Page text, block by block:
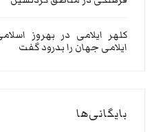
کلهر ایلامی در بهروز
ایلامی جهان را بدرود گفت
بایگانی‌ها